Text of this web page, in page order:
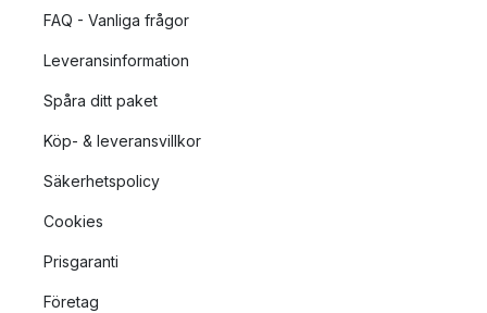
FAQ - Vanliga frågor
Leveransinformation
Spåra ditt paket
Köp- & leveransvillkor
Säkerhetspolicy
Cookies
Prisgaranti
Företag